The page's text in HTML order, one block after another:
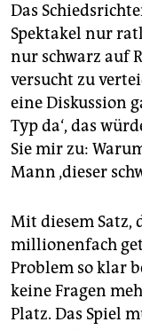
Das
Spektakel nur
nur schwarz auf
versucht zu
eine Diskussion
Typ da‘, das
Sie mir zu:
Mann ‚dieser
Mit diesem Satz,
millionenfach
Problem so klar
keine Fragen
Platz. Das Spiel